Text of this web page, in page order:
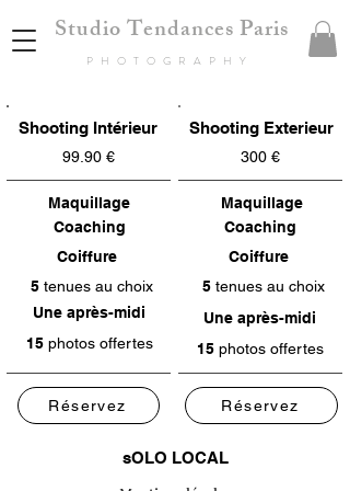
PHOTOGRAPHY
Studio Tendances Paris
Shooting Intérieur
99.90 €
Maquillage
Coaching
Coiffure
5 tenues au choix
Une après-midi
15 photos offertes
Réservez
Shooting Exterieur
300 €
Maquillage
Coaching
Coiffure
5 tenues au choix
Une après-midi
15 photos offertes
Réservez
sOLO LOCAL